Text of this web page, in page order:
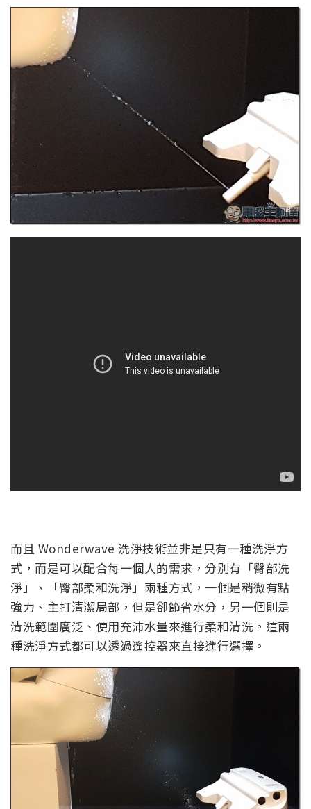
而且 Wonderwave 洗淨技術並非是只有一種洗淨方
式，而是可以配合每一個人的需求，分別有「臀部洗
淨」、「臀部柔和洗淨」兩種方式，一個是稍微有點
強力、主打清潔局部，但是卻節省水分，另一個則是
清洗範圍廣泛、使用充沛水量來進行柔和清洗。這兩
種洗淨方式都可以透過遙控器來直接進行選擇。